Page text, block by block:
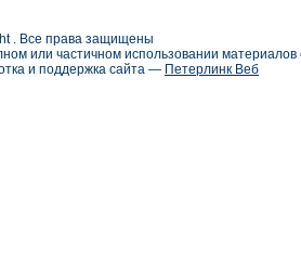
. Все права защищены
или частичном использовании
и поддержка сайта — Петерлинк Веб